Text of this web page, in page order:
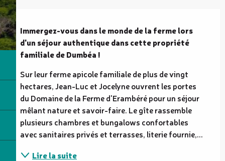
Description
Immergez-vous dans le monde de la ferme lors
d'un séjour authentique dans cette propriété
familiale de Dumbéa !
Sur leur ferme apicole familiale de plus de vingt
hectares, Jean-Luc et Jocelyne ouvrent les portes
du Domaine de la Ferme d'Erambéré pour un séjour
mêlant nature et savoir-faire. Le gîte rassemble
plusieurs chambres et bungalows confortables
avec sanitaires privés et terrasses, literie fournie,...
Lire la suite